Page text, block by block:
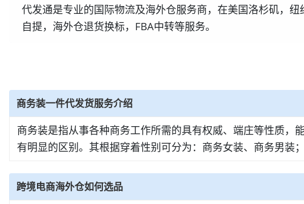
代发通是专业的国际物流及海外仓服务商，在美国洛杉矶，
自提，海外仓退货换标，FBA中转等服务。
商务装一件代发货服务介绍
商务装是指从事各种商务工作所需的具有权威、端庄等性质
有明显的区别。其根据穿着性别可分为：商务女装、商务男装
跨境电商海外仓如何选品